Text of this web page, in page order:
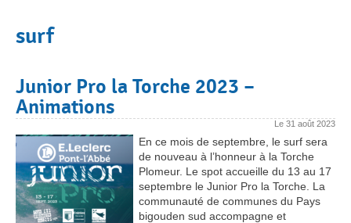
CCPBS
Actualité
Services
Tourisme
surf
Junior Pro la Torche 2023 –
Animations
Le 31 août 2023
En ce mois de septembre, le surf sera
de nouveau à l’honneur à la Torche
Plomeur. Le spot accueille du 13 au 17
septembre le Junior Pro la Torche. La
communauté de communes du Pays
bigouden sud accompagne et